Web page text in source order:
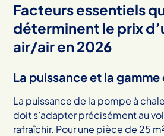
Facteurs essentiels
déterminent le prix
air/air en 2026
La puissance et la gamme
La puissance de la pompe à
doit s’adapter précisément au
rafraîchir. Pour une pièce de 25